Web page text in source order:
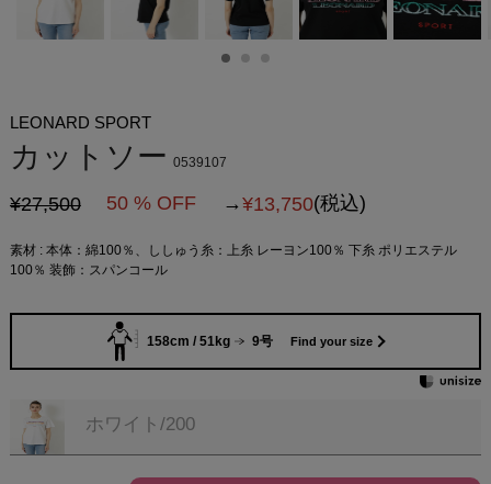
LEONARD SPORT
カットソー 0539107
¥27,500 50 % OFF →¥13,750(税込)
素材 : 本体：綿100％、ししゅう糸：上糸 レーヨン100％ 下糸 ポリエステル
100％ 装飾：スパンコール
158cm / 51kg 9号 Find your size
ホワイト/200